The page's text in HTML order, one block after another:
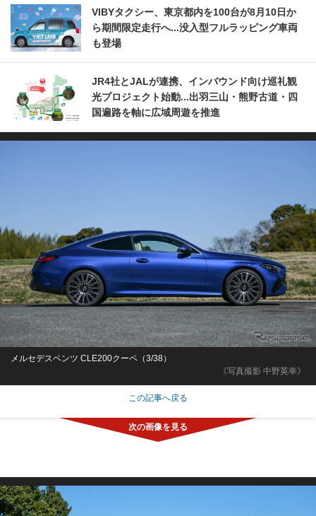
VIBYタクシー、東京都内を100台が8月10日か
ら期間限定走行へ...没入型フルラッピング車両
も登場
JR4社とJALが連携、インバウンド向け巡礼観
光プロジェクト始動...出羽三山・熊野古道・四
国遍路を軸に広域周遊を推進
《写真撮影 中野英幸》
メルセデスベンツ CLE200クーペ（3/38）
この記事へ戻る